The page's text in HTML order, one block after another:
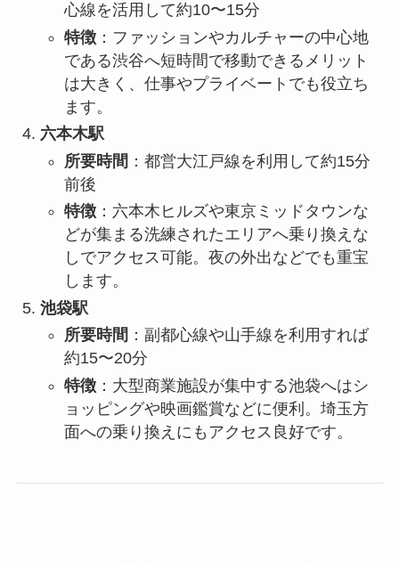
心線を活用して約10〜15分
特徴：ファッションやカルチャーの中心地
である渋谷へ短時間で移動できるメリット
は大きく、仕事やプライベートでも役立ち
ます。
六本木駅
所要時間 ：都営大江戸線を利用して約15分
前後
特徴：六本木ヒルズや東京ミッドタウンな
どが集まる洗練されたエリアへ乗り換えな
しでアクセス可能。夜の外出などでも重宝
します。
池袋駅
所要時間 ：副都心線や山手線を利用すれば
約15〜20分
特徴：大型商業施設が集中する池袋へはシ
ョッピングや映画鑑賞などに便利。埼玉方
面への乗り換えにもアクセス良好です。